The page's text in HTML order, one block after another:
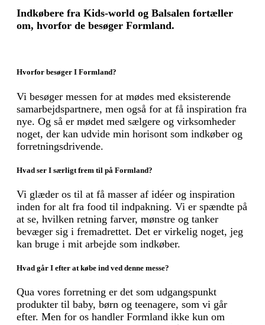
Indkøbere fra Kids-world og Balsalen fortæller
om, hvorfor de besøger Formland.
Hvorfor besøger I Formland?
Vi besøger messen for at mødes med eksisterende
samarbejdspartnere, men også for at få inspiration fra
nye. Og så er mødet med sælgere og virksomheder
noget, der kan udvide min horisont som indkøber og
forretningsdrivende.
Hvad ser I særligt frem til på Formland?
Vi glæder os til at få masser af idéer og inspiration
inden for alt fra food til indpakning. Vi er spændte på
at se, hvilken retning farver, mønstre og tanker
bevæger sig i fremadrettet. Det er virkelig noget, jeg
kan bruge i mit arbejde som indkøber.
Hvad går I efter at købe ind ved denne messe?
Qua vores forretning er det som udgangspunkt
produkter til baby, børn og teenagere, som vi går
efter. Men for os handler Formland ikke kun om